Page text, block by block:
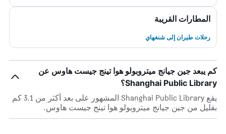
المطارات القريبة
رحلات طيران إلى شنغهاي
كم يبعد جين جيانج ميتروبولو هوا تينج جيست هاوس عن
Shanghai Public Library؟
يقع Shanghai Public Library المشهور على بعد أكثر من 3.1 كم
بقليل من جين جيانج ميتروبولو هوا تينج جيست هاوس.